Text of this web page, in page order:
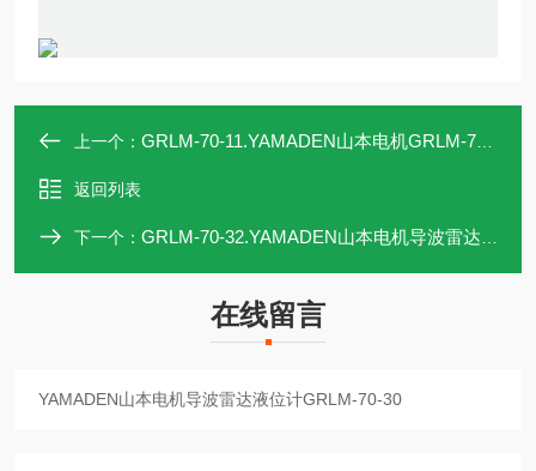
上一个： GRLM-70-11.YAMADEN山本电机GRLM-70-11导波雷达液位计
返回列表
下一个： GRLM-70-32.YAMADEN山本电机导波雷达液位计GRLM-70-32
在线留言